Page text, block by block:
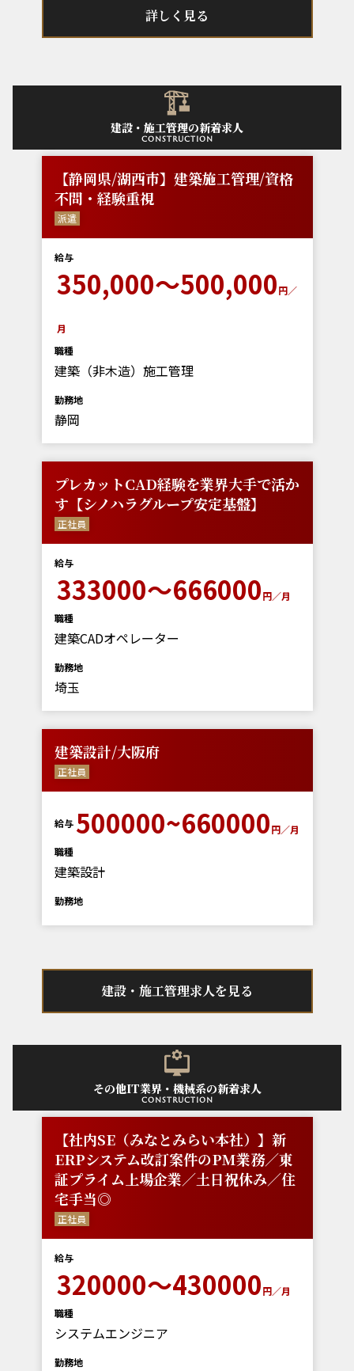
詳しく見る
建設・施工管理の新着求人
construction
【静岡県/湖西市】建築施工管理/資格
不問・経験重視
派遣
給与
350,000～500,000円／
月
職種
建築（非木造）施工管理
勤務地
静岡
プレカットCAD経験を業界大手で活か
す【シノハラグループ安定基盤】
正社員
給与
333000～666000円／月
職種
建築CADオペレーター
勤務地
埼玉
建築設計/大阪府
正社員
給与 500000~660000円／月
職種
建築設計
勤務地
建設・施工管理求人を見る
その他IT業界・機械系の新着求人
construction
【社内SE（みなとみらい本社）】新
ERPシステム改訂案件のPM業務／東
証プライム上場企業／土日祝休み／住
宅手当◎
正社員
給与
320000～430000円／月
職種
システムエンジニア
勤務地